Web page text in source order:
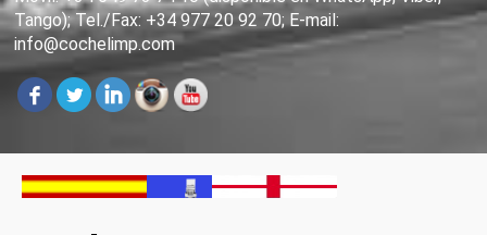
Tango); Tel./Fax: +34 977 20 92 70; E-mail:
info@cochelimp.com